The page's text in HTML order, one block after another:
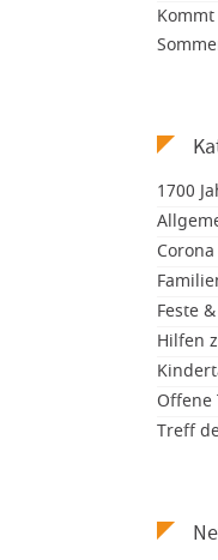
1700
Corona
Feste
Hilfen
Offene
Treff